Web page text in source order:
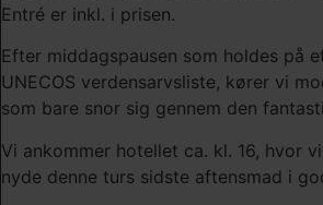
Entré er inkl. i prisen.
Efter middagspausen som holdes på
UNECOS verdensarvsliste, kører vi
som bare snor sig gennem den
Vi ankommer hotellet ca. kl. 16, hvor
nyde denne turs sidste aftensmad i